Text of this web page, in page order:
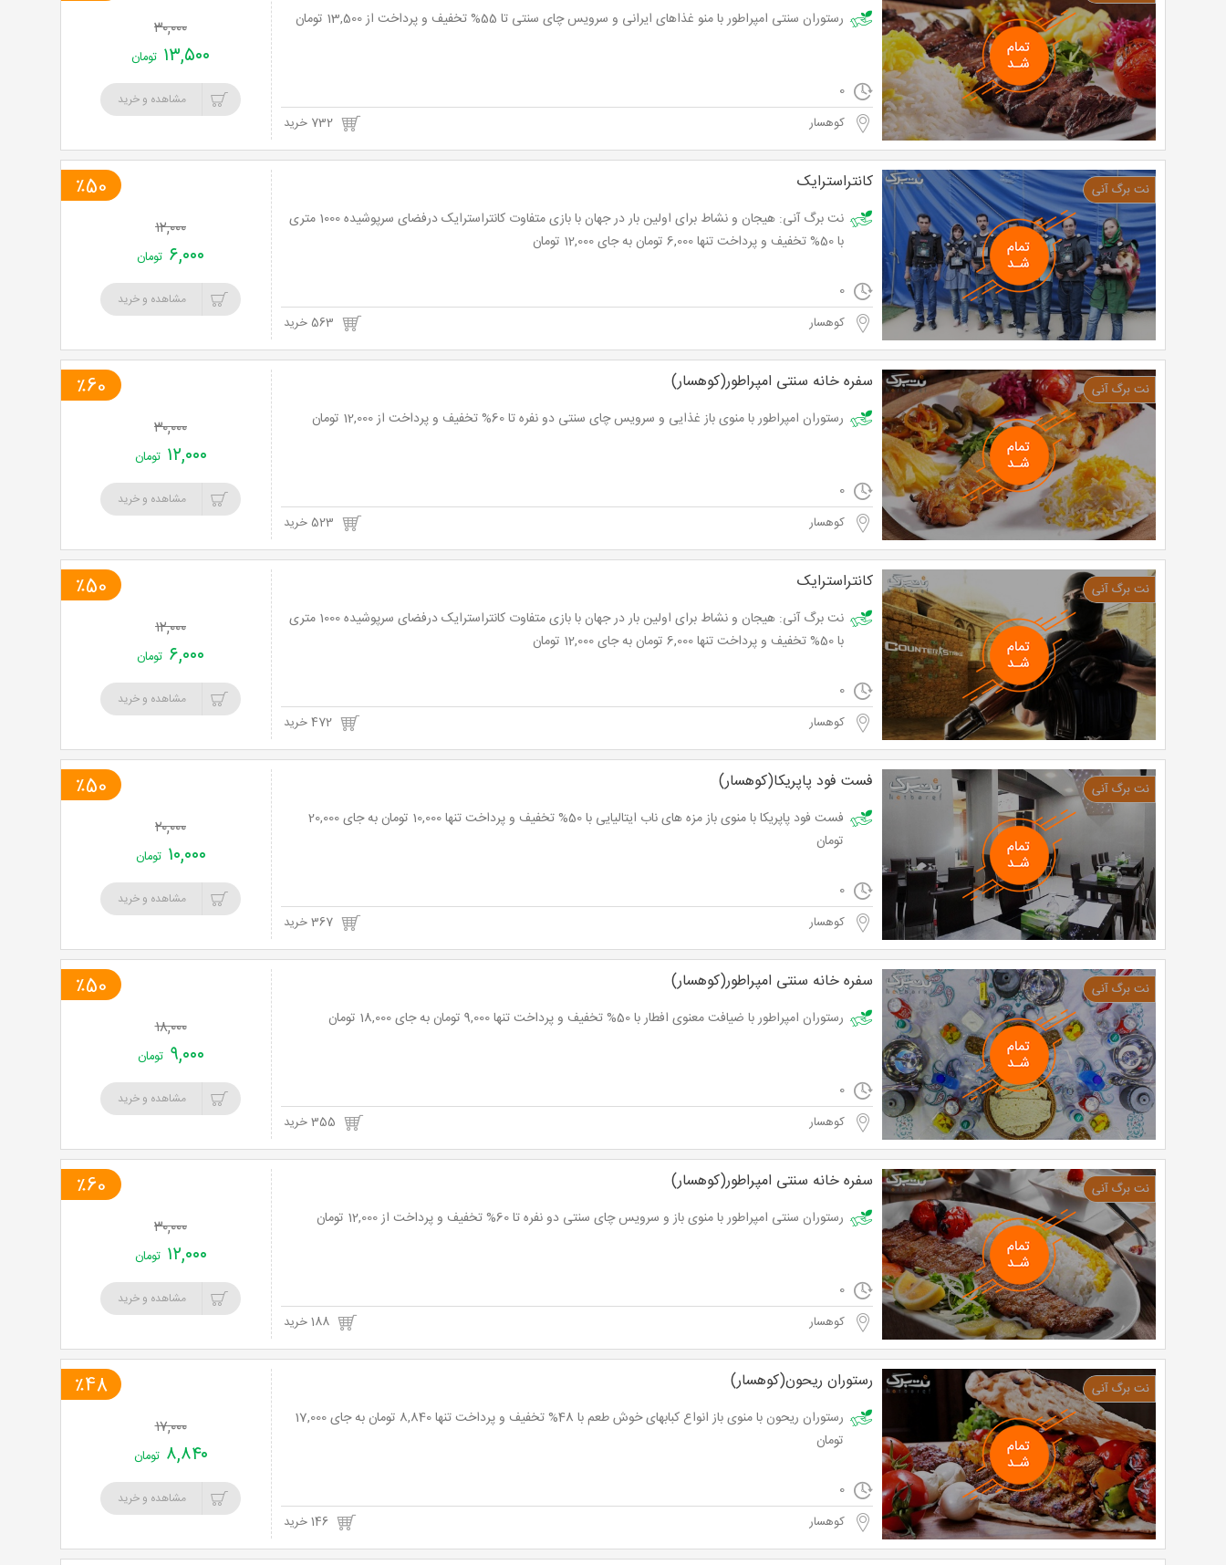
رستوران سنتی امپراطور با منو غذاهای ایرانی و سرویس چای سنتی تا 55% تخفیف و پرداخت از 13,500 تومان
0
کوهسار 732 خرید
۳۰,۰۰۰
۱۳,۵۰۰ تومان
مشاهده و خرید
کانتراسترایک
نت برگ آنی: هیجان و نشاط برای اولین بار در جهان با بازی متفاوت کانتراسترایک درفضای سرپوشیده 1000 متری
با 50% تخفیف و پرداخت تنها 6,000 تومان به جای 12,000 تومان
0
کوهسار
٪50
۱۲,۰۰۰
۶,۰۰۰ تومان
مشاهده و خرید
سفره خانه سنتی امپراطور(کوهسار)
رستوران امپراطور با منوی باز غذایی و سرویس چای سنتی دو نفره تا 60% تخفیف و پرداخت از 12,000 تومان
0
کوهسار
٪60
۳۰,۰۰۰
۱۲,۰۰۰ تومان
مشاهده و خرید
کانتراسترایک
نت برگ آنی: هیجان و نشاط برای اولین بار در جهان با بازی متفاوت کانتراسترایک درفضای سرپوشیده 1000 متری
با 50% تخفیف و پرداخت تنها 6,000 تومان به جای 12,000 تومان
0
کوهسار 472 خرید
٪50
۱۲,۰۰۰
۶,۰۰۰ تومان
مشاهده و خرید
فست فود پاپریکا(کوهسار)
فست فود پاپریکا با منوی باز مزه های ناب ایتالیایی با 50% تخفیف و پرداخت تنها 10,000 تومان به جای 20,000
تومان
0
کوهسار 367 خرید
٪50
۲۰,۰۰۰
۱۰,۰۰۰ تومان
مشاهده و خرید
سفره خانه سنتی امپراطور(کوهسار)
رستوران امپراطور با ضیافت معنوی افطار با 50% تخفیف و پرداخت تنها 9,000 تومان به جای 18,000 تومان
0
کوهسار
٪50
۱۸,۰۰۰
۹,۰۰۰ تومان
مشاهده و خرید
سفره خانه سنتی امپراطور(کوهسار)
رستوران سنتی امپراطور با منوی باز و سرویس چای سنتی دو نفره تا 60% تخفیف و پرداخت از 12,000 تومان
0
کوهسار 188 خرید
٪60
۳۰,۰۰۰
۱۲,۰۰۰ تومان
مشاهده و خرید
رستوران ریحون(کوهسار)
رستوران ریحون با منوی باز انواع کبابهای خوش طعم با 48% تخفیف و پرداخت تنها 8,840 تومان به جای 17,000
تومان
0
کوهسار 146 خرید
٪48
۱۷,۰۰۰
۸,۸۴۰ تومان
مشاهده و خرید